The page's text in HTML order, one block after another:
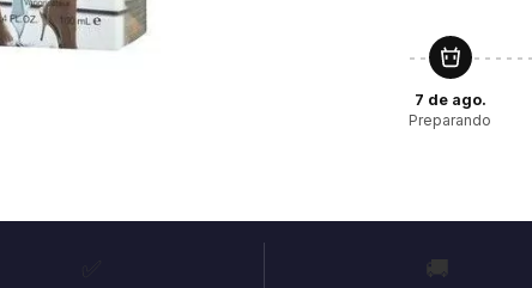
7 de ago.
Preparando
🚚